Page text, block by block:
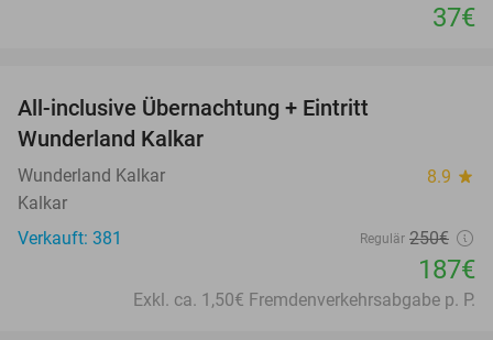
37€
All-inclusive Übernachtung + Eintritt
Wunderland Kalkar
Wunderland Kalkar 8.9 star
Kalkar
Verkauft: 381
Regulär 250€
187€
Exkl. ca. 1,50€ Fremdenverkehrsabgabe p. P.